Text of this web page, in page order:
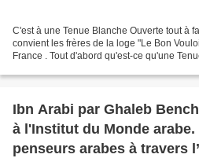
C'est à une Tenue Blanche Ouverte tout à
convient les frères de la loge "Le Bon
France . Tout d'abord qu'est-ce qu'une
Ibn Arabi par Ghaleb
à l'Institut du Monde
penseurs arabes à travers